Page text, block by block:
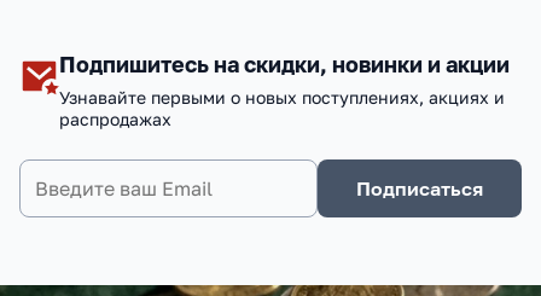
Подпишитесь на скидки, новинки и акции
Узнавайте первыми о новых поступлениях, акциях и
распродажах
Подписаться